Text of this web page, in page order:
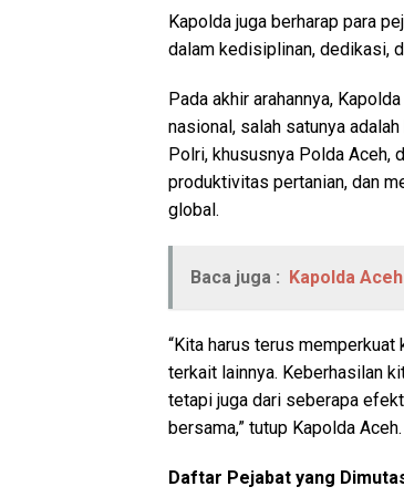
Kapolda juga berharap para
dalam kedisiplinan, dedikasi,
Pada akhir arahannya,
nasional, salah satunya
Polri, khususnya Polda Aceh,
produktivitas pertanian, dan
global.
Baca juga : Kapolda
“Kita harus terus
terkait lainnya. Keberhasilan
tetapi juga dari seberapa
bersama,” tutup Kapolda Aceh.
Daftar Pejabat yang